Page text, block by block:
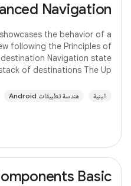
Navigation
the behavior of a
following the Principles of
Navigation state
of destinations The Up
البنية هندسة تطبيقات Android
Basic